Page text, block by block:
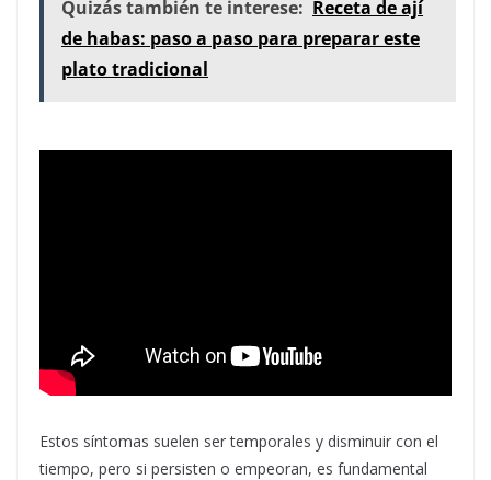
Quizás también te interese: Receta de ají
de habas: paso a paso para preparar este
plato tradicional
Estos síntomas suelen ser temporales y disminuir con el
tiempo, pero si persisten o empeoran, es fundamental